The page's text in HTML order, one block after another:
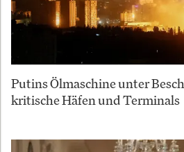
Putins Ölmaschine unter
kritische Häfen und Terminals